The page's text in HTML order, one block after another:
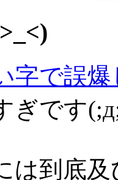
字で誤
ぎです
は到底